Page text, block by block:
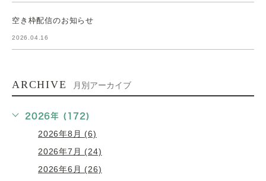
空き枠配信のお知らせ
2026.04.16
ARCHIVE 月別アーカイブ
2026年 (172)
2026年8月 (6)
2026年7月 (24)
2026年6月 (26)